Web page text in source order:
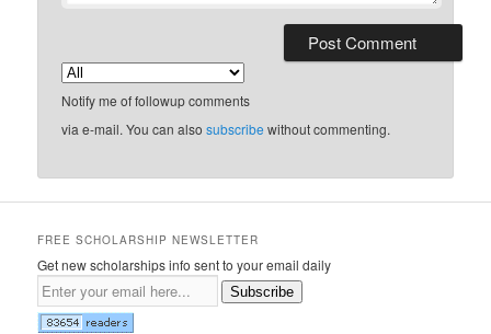
Notify me of followup comments
via e-mail. You can alsosubscribe without commenting.
FREE SCHOLARSHIP NEWSLETTER
Get new scholarships info sent to your email daily
Subscribe